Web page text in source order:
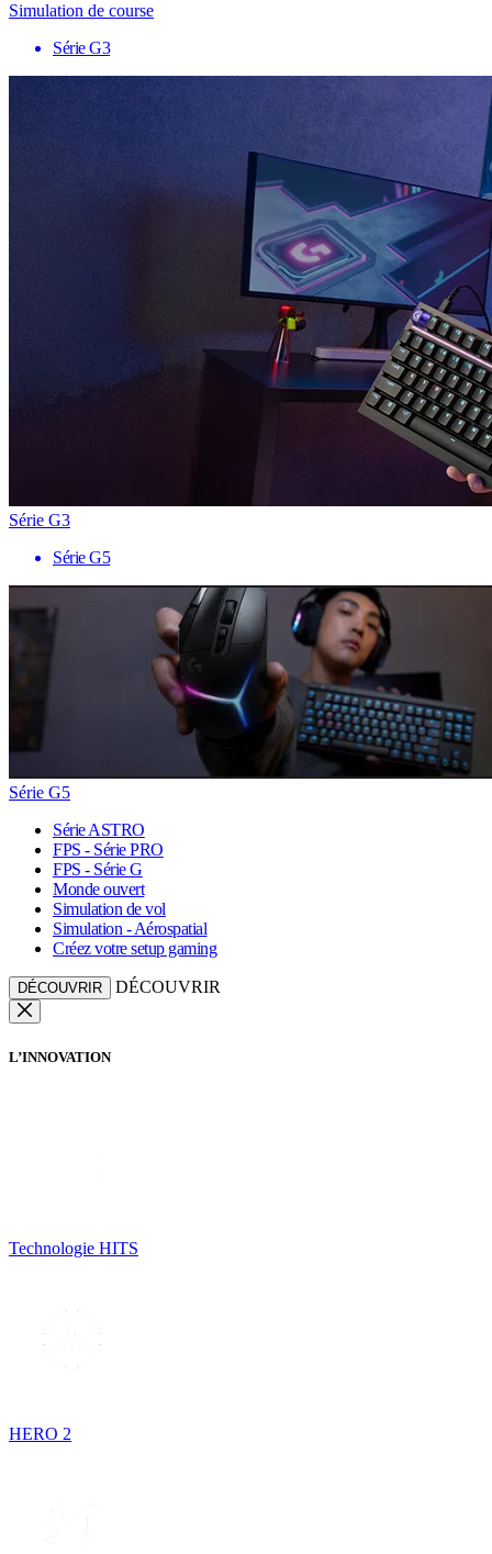
Simulation de course
Série G3
Série G3
Série G5
Série G5
Série ASTRO
FPS - Série PRO
FPS - Série G
Monde ouvert
Simulation de vol
Simulation - Aérospatial
Créez votre setup gaming
DÉCOUVRIR DÉCOUVRIR
L’INNOVATION
Technologie HITS
HERO 2